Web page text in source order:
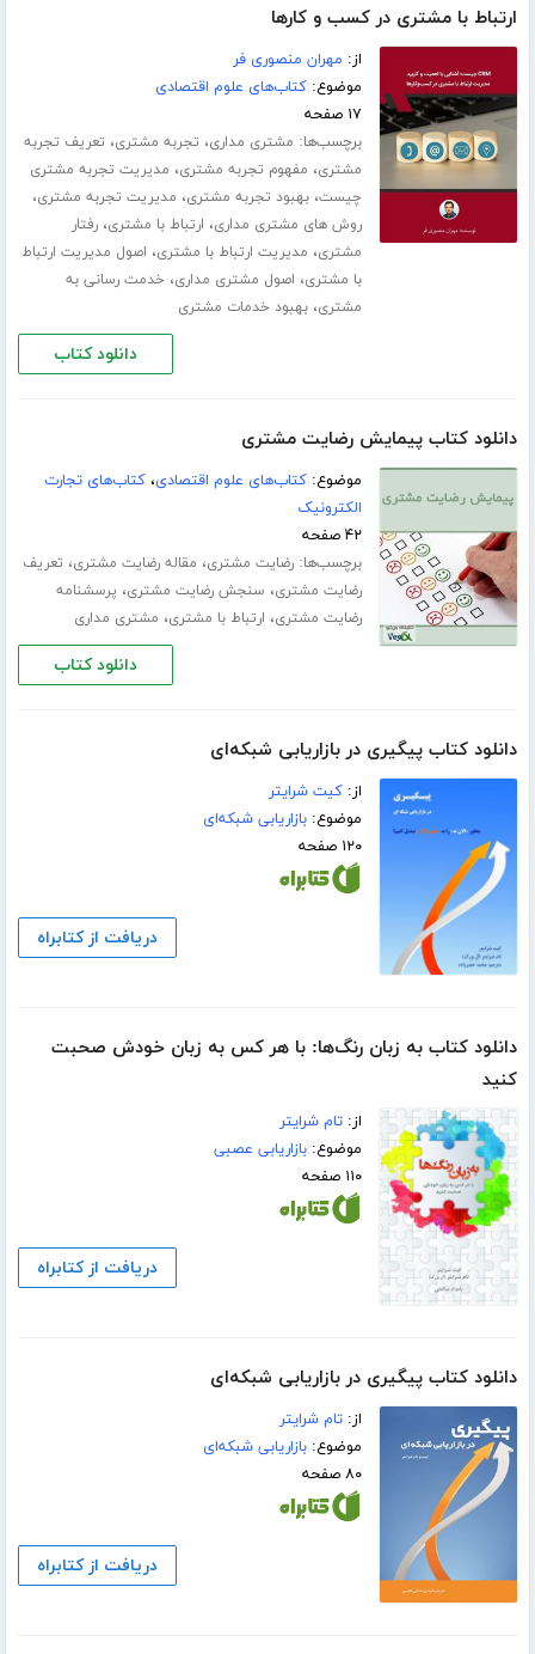
ارتباط با مشتری در کسب و‌ کارها
از: مهران منصوری فر
موضوع:کتاب‌های علوم اقتصادی
۱۷ صفحه
برچسب‌ها: مشتری مداری، تجربه مشتری، تعریف تجربه
مشتری، مفهوم تجربه مشتری، مدیریت تجربه مشتری
چیست،بهبود تجربه مشتری، مدیریت تجربه مشتری،
روش های مشتری مداری، ارتباط با مشتری،رفتار
مشتری، مدیریت ارتباط با مشتری، اصول مدیریت ارتباط
با مشتری، اصول مشتری مداری، خدمت رسانی به
مشتری،بهبود خدمات مشتری
دانلود کتاب
دانلود کتاب پیمایش رضایت مشتری
موضوع:کتاب‌های علوم اقتصادی،کتاب‌های تجارت
الکترونیک
۴۲ صفحه
برچسب‌ها:رضایت مشتری، مقاله رضایت مشتری، تعریف
رضایت مشتری، سنجش رضایت مشتری، پرسشنامه
رضایت مشتری، ارتباط با مشتری، مشتری مداری
دانلود کتاب
دانلود کتاب پیگیری در بازاریابی شبکه‌ای
از:کیت شرایتر
موضوع:بازاریابی شبکه‌ای
۱۲۰ صفحه
دریافت از کتابراه
دانلود کتاب به زبان رنگ‌ها: با هر کس به زبان خودش صحبت
کنید
از:تام شرایتر
موضوع:بازاریابی عصبی
۱۱۰ صفحه
دریافت از کتابراه
دانلود کتاب پیگیری در بازاریابی شبکه‌ای
از:تام شرایتر
موضوع:بازاریابی شبکه‌ای
۸۰ صفحه
دریافت از کتابراه